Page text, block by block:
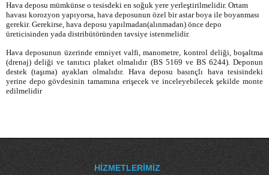
Hava deposu mümkünse o tesisdeki en soğuk yere yerleştirilmelidir. Ortam
havası korozyon yapıyorsa, hava deposunun özel bir astar boya ile boyanması
gerekir. Gerekirse, hava deposu yapılmadan(alınmadan) önce depo
üreticisinden yada distribütöründen tavsiye istenmelidir.
Hava deposunun üzerinde emniyet valfi, manometre, kontrol deliği, boşaltma
(drenaj) deliği ve tanıtıcı plaket olmalıdır (BS 5169 ve BS 6244). Deponun
destek (taşıma) ayakları olmalıdır. Hava deposu basınçlı hava tesisindeki
yerine depo gövdesinin tamamına erişecek ve inceleyebilecek şekilde monte
edilmelidir
HIZMETLERIMIZ